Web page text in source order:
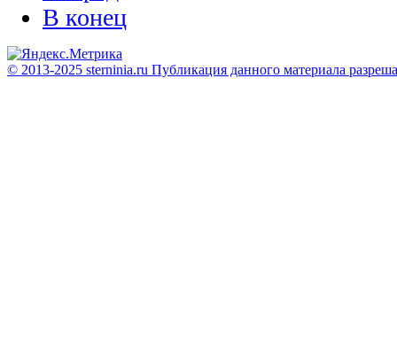
В конец
© 2013-2025 sterninia.ru Публикация данного материала